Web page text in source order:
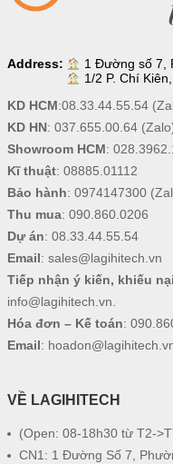
Address:
1 Đường số 7,
1/2 P. Chí
KD HCM:08.33.44.55.54
KD HN: 037.655.00.64
Showroom HCM:
Kĩ thuật: 08885.01112
Bảo hành: 0974147300
Thu mua: 090.860.0206
Dự án: 08.33.44.55.54
Email: sales@lagihitech.vn
Tiếp nhận ý kiến, khiếu nại
info@lagihitech.vn.
Hóa đơn – Kế toán:
Email:
VỀ LAGIHITECH
(Open: 08-18h30 từ T2-
CN1: 1 Đường Số 7,